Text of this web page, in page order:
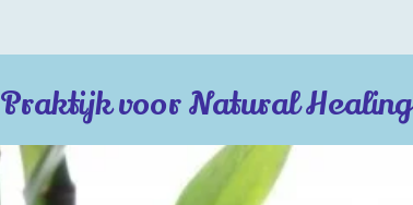
Praktijk voor Natural Healing